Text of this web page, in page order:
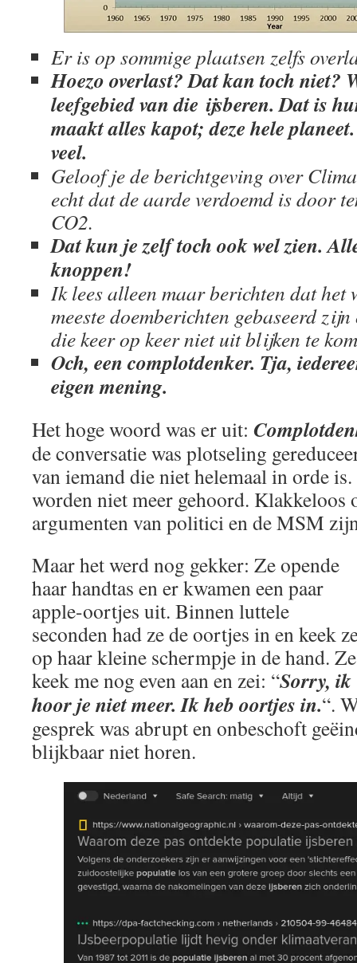
Er is op sommige plaatsen zelfs
Hoezo overlast? Dat kan toch niet?
leefgebied van die ijsberen. Dat is
maakt alles kapot; deze hele
veel.
Geloof je de berichtgeving over
echt dat de aarde verdoemd is door
CO2.
Dat kun je zelf toch ook wel zien.
knoppen!
Ik lees alleen maar berichten dat het
meeste doemberichten gebaseerd
die keer op keer niet uit blijken te
Och, een complotdenker. Tja,
eigen mening.
Het hoge woord was er uit:
de conversatie was plotseling
van iemand die niet helemaal in orde
worden niet meer gehoord. Klakkeloos
argumenten van politici en de MSM
Maar het werd nog gekker: Ze opende
haar handtas en er kwamen een paar
apple-oortjes uit. Binnen luttele
seconden had ze de oortjes in en keek
op haar kleine schermpje in de hand. Ze
keek me nog even aan en zei: “Sorry, ik
hoor je niet meer. Ik heb oortjes in.“.
gesprek was abrupt en onbeschoft
blijkbaar niet horen.